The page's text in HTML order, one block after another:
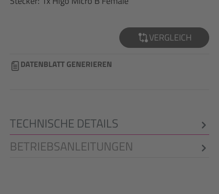
VERGLEICH
DATENBLATT GENERIEREN
TECHNISCHE DETAILS
BETRIEBSANLEITUNGEN